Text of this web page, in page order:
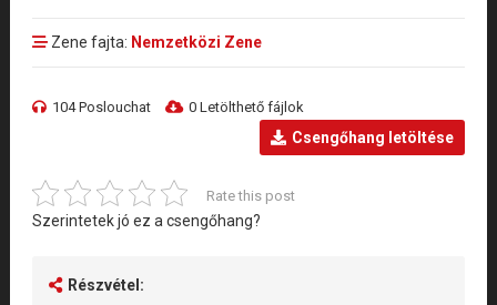
Zene fajta: Nemzetközi Zene
104 Poslouchat 0 Letölthető fájlok
Csengőhang letöltése
Rate this post
Szerintetek jó ez a csengőhang?
Részvétel: